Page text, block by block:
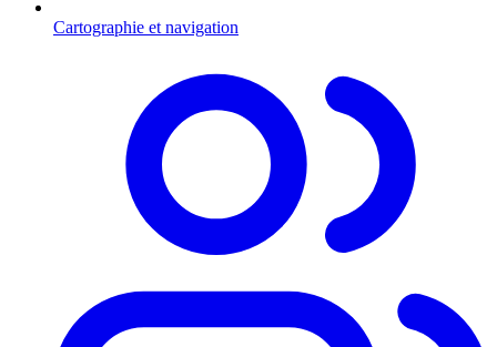
Cartographie et navigation